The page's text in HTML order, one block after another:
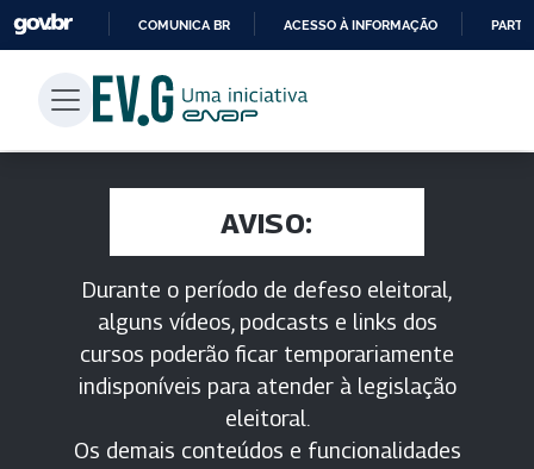
PARA
CONTEÚDO
COMUNICA BR ACESSO À INFORMAÇÃO
AVISO:
Durante o período de defeso eleitoral,
alguns vídeos, podcasts e links dos
cursos poderão ficar temporariamente
indisponíveis para atender à legislação
eleitoral.
Os demais conteúdos e funcionalidades